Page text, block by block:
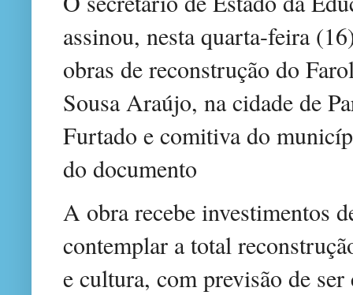
assinou, nesta quarta-feira
obras de reconstrução do
Sousa Araújo, na cidade de
Furtado e comitiva do
do documento
A obra recebe investimentos
contemplar a total
e cultura, com previsão de